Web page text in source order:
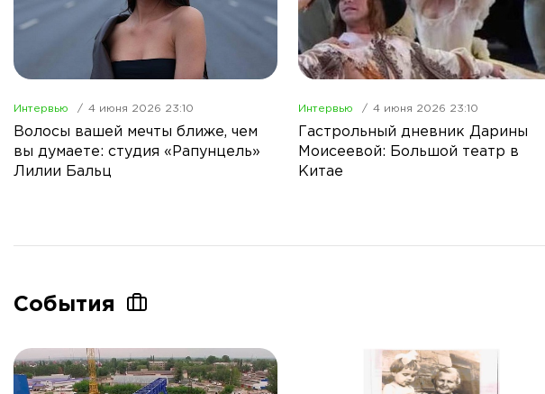
Интервью 4 июня 2026 23:10
Волосы вашей мечты ближе, чем
вы думаете: студия «Рапунцель»
Лилии Бальц
Интервью 4 июня 2026 23:10
Гастрольный дневник Дарины
Моисеевой: Большой театр в
Китае
События